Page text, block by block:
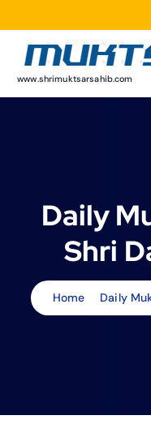
o
www.shrimuktsarsahib.com
Daily
Shri
Home Daily